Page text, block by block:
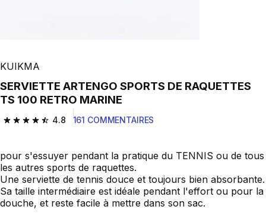
KUIKMA
SERVIETTE ARTENGO SPORTS DE RAQUETTES
TS 100 RETRO MARINE
4.8
4.8 out of 5 stars from 161 reviews
161 COMMENTAIRES
pour s'essuyer pendant la pratique du TENNIS ou de tous
les autres sports de raquettes.
Une serviette de tennis douce et toujours bien absorbante.
Sa taille intermédiaire est idéale pendant l'effort ou pour la
douche, et reste facile à mettre dans son sac.